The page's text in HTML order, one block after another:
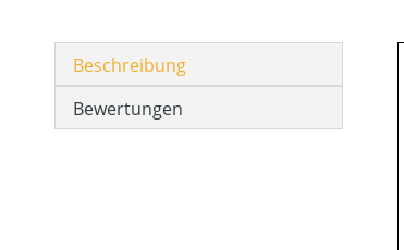
Beschreibung
Bewertungen